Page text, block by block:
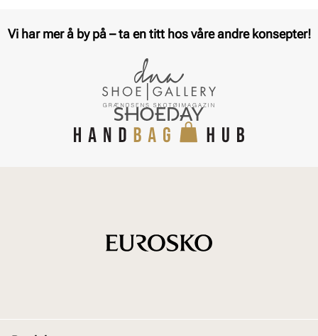
Vi har mer å by på – ta en titt hos våre andre konsepter!